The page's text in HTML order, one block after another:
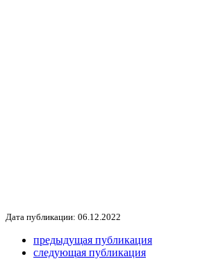
Дата публикации: 06.12.2022
предыдущая публикация
следующая публикация